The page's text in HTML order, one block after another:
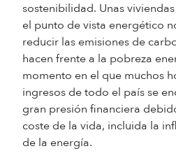
sostenibilidad. Unas
el punto de vista energético
reducir las emisiones de
hacen frente a la pobreza
momento en el que muchos
ingresos de todo el país se
gran presión financiera
coste de la vida, incluida la
de la energía.